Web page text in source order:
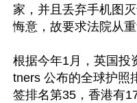
家，并且丢弃手机图
悔意，故要求法院从重
根据今年1月，英国投
tners 公布的全球护照
签排名第35，香港有